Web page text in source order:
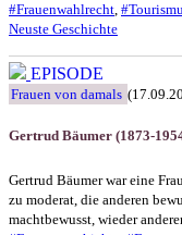
#Frauenwahlrecht,
Neuste Geschichte
EPISODE
Frauen von damals
Gertrud Bäumer (1873-
Gertrud Bäumer war eine
zu moderat, die anderen
machtbewusst, wieder